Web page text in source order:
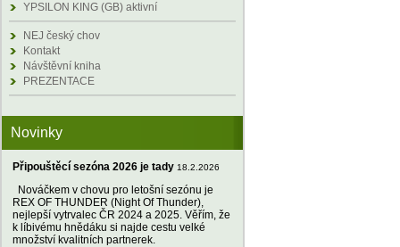
YPSILON KING (GB) aktivní
NEJ český chov
Kontakt
Návštěvní kniha
PREZENTACE
Novinky
Připouštěcí sezóna 2026 je tady 18.2.2026
Nováčkem v chovu pro letošní sezónu je
REX OF THUNDER (Night Of Thunder),
nejlepší vytrvalec ČR 2024 a 2025. Věřím, že
k líbivému hnědáku si najde cestu velké
množství kvalitních partnerek.